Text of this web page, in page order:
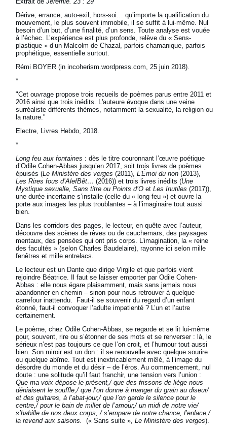
Dérive, errance, auto-exil, hors-soi… qu’importe la qualification du
mouvement, le plus souvent immobile, il se suffit à lui-même. Nul
besoin d’un but, d’une finalité, d’un sens. Toute analyse est vouée
à l’échec. L’expérience est plus profonde, relève du « Sens-
plastique » d’un Malcolm de Chazal, parfois chamanique, parfois
prophétique, essentielle surtout.
Rémi BOYER (in incoherism.wordpress.com, 25 juin 2018).
*
"Cet ouvrage propose trois recueils de poèmes parus entre 2011 et
2016 ainsi que trois inédits. L'auteure évoque dans une veine
surréaliste différents thèmes, notamment la sexualité, la religion ou
la nature."
Electre, Livres Hebdo, 2018.
*
Long feu aux fontaines : dès le titre couronnant l’œuvre poétique
d’Odile Cohen-Abbas jusqu’en 2017, soit trois livres de poèmes
épuisés (Le Ministère des verges (2011),L’Émoi du non (2013),
Les Rires fous d’AlefBêt… (2016)) et trois livres inédits (Une
Mystique sexuelle, Sans titre ou Points d’O etLes Inutiles (2017)),
une durée incertaine s’installe (celle du « long feu ») et ouvre la
porte aux images les plus troublantes – à l’imaginaire tout aussi
bien.
Dans les corridors des pages, le lecteur, en quête avec l’auteur,
découvre des scènes de rêves ou de cauchemars, des paysages
mentaux, des pensées qui ont pris corps. L’imagination, la « reine
des facultés » (selon Charles Baudelaire), rayonne ici selon mille
fenêtres et mille entrelacs.
Le lecteur est un Dante que dirige Virgile et que parfois vient
rejoindre Béatrice. Il faut se laisser emporter par Odile Cohen-
Abbas : elle nous égare plaisamment, mais sans jamais nous
abandonner en chemin – sinon pour nous retrouver à quelque
carrefour inattendu. Faut-il se souvenir du regard d’un enfant
étonné, faut-il convoquer l’adulte impatienté ? L’un et l’autre
certainement.
Le poème, chez Odile Cohen-Abbas, se regarde et se lit lui-même
pour, souvent, rire ou s’étonner de ses mots et se renverser : là, le
sérieux n’est pas toujours ce que l’on croit, et l’humour tout aussi
bien. Son miroir est un don : il se renouvelle avec quelque sourire
ou quelque abîme. Tout est inextricablement mêlé, à l’image du
désordre du monde et du désir – de l’éros. Au commencement, nul
doute : une solitude qu’il faut franchir, une tension vers l’union :
Que ma voix dépose le présent,/ que des frissons de liège nous
déniaisent le souffle,/ que l’on donne à manger du grain au diseur/
et des guitares, à l’abat-jour,/ que l’on garde le silence pour le
centre,/ pour le bain de millet de l’amour,/ un midi de notre vie/
s’habille de nos deux corps, / s’empare de notre chance, l’enlace,/
la revend aux saisons.
(« Sans suite »,Le Ministère des verges).